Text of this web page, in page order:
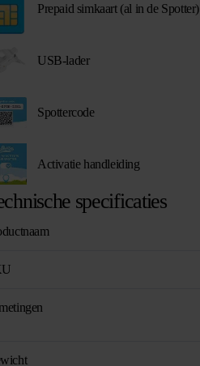
specificaties
Prepaid simkaart (al in de Spotter)
USB-lader
Spottercode
Activatie handleiding